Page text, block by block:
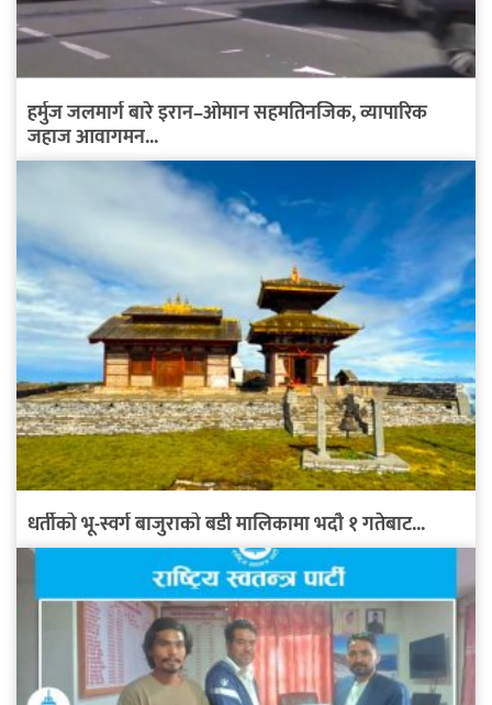
हर्मुज जलमार्ग बारे इरान–ओमान सहमतिनजिक, व्यापारिक
जहाज आवागमन...
धर्तीको भू-स्वर्ग बाजुराको बडी मालिकामा भदौ १ गतेबाट...